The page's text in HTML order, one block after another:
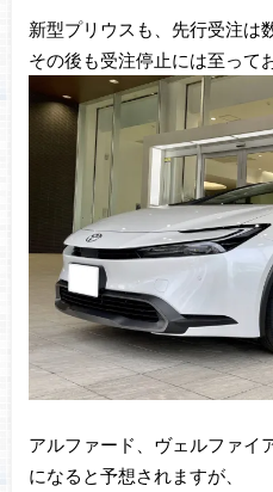
新型プリウスも、先行受注は
その後も受注停止には至って
アルファード、ヴェルファイ
になると予想されますが、